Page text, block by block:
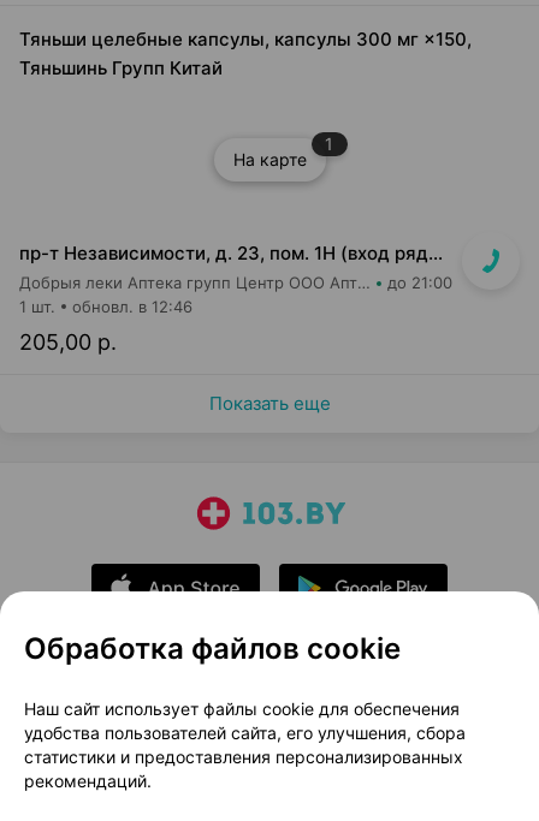
Тяньши целебные капсулы, капсулы 300 мг ×150,
Тяньшинь Групп Китай
На карте
1
пр-т Независимости, д. 23, пом. 1Н (вход рядом со входом в м-н Евроопт и Кафетерий)
Добрыя леки Аптека групп Центр ООО Аптека №96 до 21:00
205,00 р.
1 шт. обновл. в 12:46
Показать еще
О проекте
Новости проекта
Размещение рекламы
Медицинский маркетинг
Публичный договор
Доставка
Обработка файлов cookie
Наш сайт использует файлы cookie для обеспечения
удобства пользователей сайта, его улучшения, сбора
статистики и предоставления персонализированных
рекомендаций.